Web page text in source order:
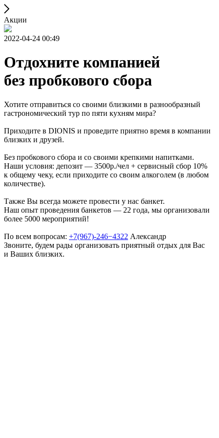
Акции
2022-04-24 00:49
Отдохните компанией
без пробкового сбора
Хотите отправиться со своими близкими в разнообразный
гастрономический тур по пяти кухням мира?
Приходите в DIONIS и проведите приятно время в компании
близких и друзей.
Без пробкового сбора и со своими крепкими напитками.
Наши условия: депозит — 3500р./чел + сервисный сбор 10%
к общему чеку, если приходите со своим алкоголем (в любом
количестве).
Также Вы всегда можете провести у нас банкет.
Наш опыт проведения банкетов — 22 года, мы организовали
более 5000 мероприятий!
По всем вопросам: +7(967)-246−4322 Александр
Звоните, будем рады организовать приятный отдых для Вас
и Ваших близких.